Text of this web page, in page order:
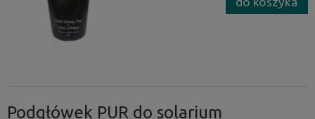
Podgłówek PUR do solarium